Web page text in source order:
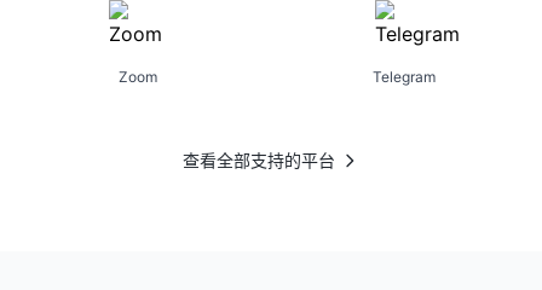
Zoom Telegram
查看全部支持的平台